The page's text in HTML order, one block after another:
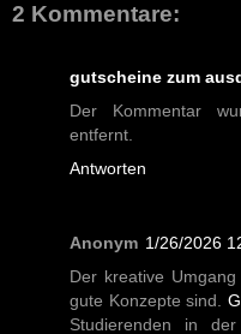
2 Kommentare:
gutscheine zum
Der Kommentar
entfernt.
Antworten
Anonym 1/26/2026
Der kreative
gute Konzepte sind.
Studierenden in